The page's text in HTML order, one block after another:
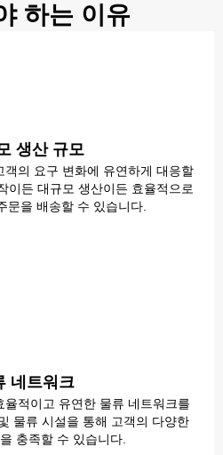
하는 이유
생산 규모
의 요구 변화에 유연하게 대응할
이든 대규모 생산이든 효율적으로
문을 배송할 수 있습니다.
네트워크
적이고 유연한 물류 네트워크를
물류 시설을 통해 고객의 다양한
충족할 수 있습니다.